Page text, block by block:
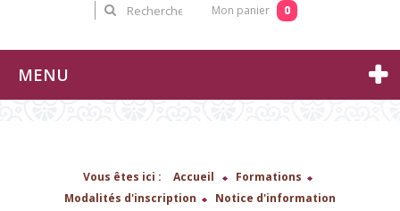
Mon panier 0
MENU
Vous êtes ici : Accueil > Formations >
Modalités d'inscription > Notice d'information